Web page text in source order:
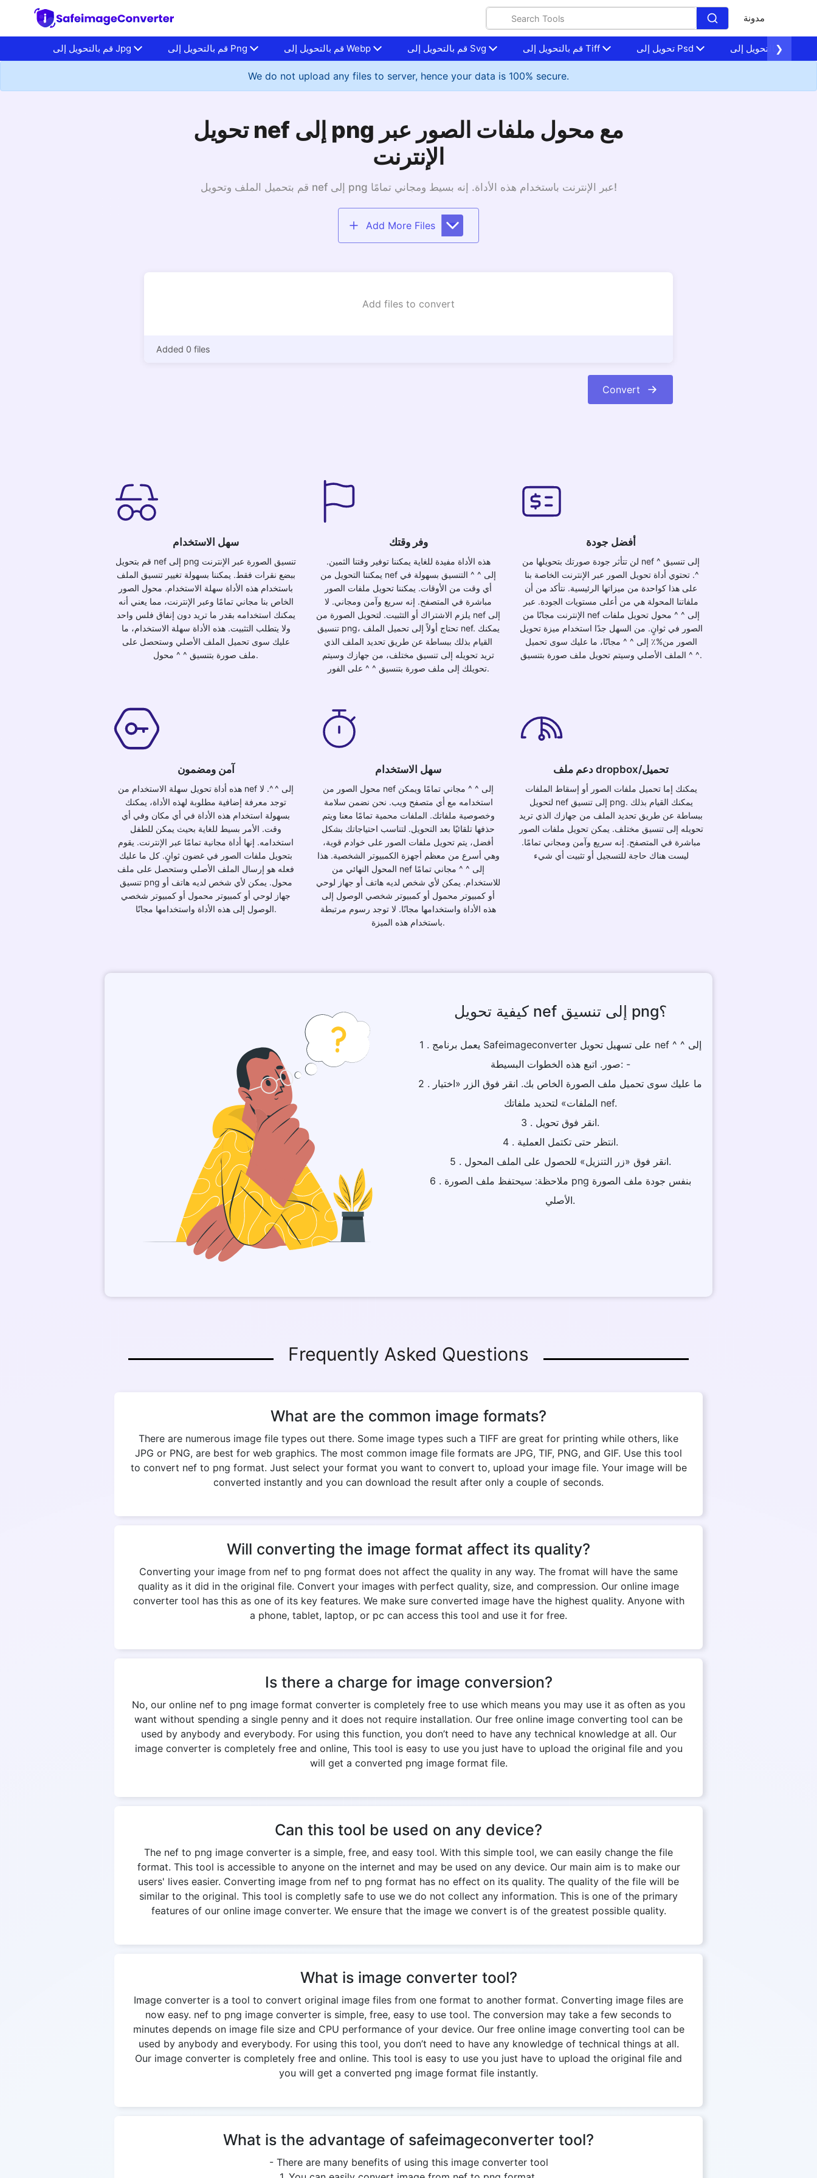
مدونة
قم بالتحويل إلى Jpg قم بالتحويل إلى Png قم بالتحويل إلى Webp قم بالتحويل إلى Svg قم بالتحويل إلى Tiff تحويل إلى Psd ❯
We do not upload any files to server, hence your data is 100% secure.
تحويل nef إلى png مع محول ملفات الصور عبر
الإنترنت
قم بتحميل الملف وتحويل nef إلى png عبر الإنترنت باستخدام هذه الأداة. إنه بسيط ومجاني تمامًا!
Add More Files
Add files to convert
Added 0 files
Convert
سهل الاستخدام
قم بتحويل nef إلى png تنسيق الصورة عبر الإنترنت
ببضع نقرات فقط. يمكننا بسهولة تغيير تنسيق الملف
باستخدام هذه الأداة سهلة الاستخدام. محول الصور
الخاص بنا مجاني تمامًا وعبر الإنترنت، مما يعني أنه
يمكنك استخدامه بقدر ما تريد دون إنفاق فلس واحد
ولا يتطلب التثبيت. هذه الأداة سهلة الاستخدام، ما
عليك سوى تحميل الملف الأصلي وستحصل على
ملف صورة بتنسيق ^ ^ محول.
وفر وقتك
هذه الأداة مفيدة للغاية يمكننا توفير وقتنا الثمين.
يمكننا التحويل من nef إلى ^ ^ التنسيق بسهولة في
أي وقت من الأوقات. يمكننا تحويل ملفات الصور
مباشرة في المتصفح. إنه سريع وآمن ومجاني. لا
يلزم الاشتراك أو التثبيت. لتحويل الصورة من nef إلى
تنسيق png، تحتاج أولاً إلى تحميل الملف nef. يمكنك
القيام بذلك ببساطة عن طريق تحديد الملف الذي
تريد تحويله إلى تنسيق مختلف، من جهازك وسيتم
تحويلك إلى ملف صورة بتنسيق ^ ^ على الفور.
أفضل جودة
لن تتأثر جودة صورتك بتحويلها من nef إلى تنسيق ^
^. تحتوي أداة تحويل الصور عبر الإنترنت الخاصة بنا
على هذا كواحدة من ميزاتها الرئيسية. نتأكد من أن
ملفاتنا المحولة هي من أعلى مستويات الجودة. عبر
الإنترنت مجانًا من nef إلى ^ ^ محول تحويل ملفات
الصور في ثوانٍ. من السهل جدًا استخدام ميزة تحويل
الصور من%٪ إلى ^ ^ مجانًا، ما عليك سوى تحميل
الملف الأصلي وسيتم تحويل ملف صورة بتنسيق ^ ^.
آمن ومضمون
هذه أداة تحويل سهلة الاستخدام من nef إلى ^ ^. لا
توجد معرفة إضافية مطلوبة لهذه الأداة، يمكنك
بسهولة استخدام هذه الأداة في أي مكان وفي أي
وقت. الأمر بسيط للغاية بحيث يمكن للطفل
استخدامه. إنها أداة مجانية تمامًا عبر الإنترنت. يقوم
بتحويل ملفات الصور في غضون ثوانٍ. كل ما عليك
فعله هو إرسال الملف الأصلي وستحصل على ملف
تنسيق png محول. يمكن لأي شخص لديه هاتف أو
جهاز لوحي أو كمبيوتر محمول أو كمبيوتر شخصي
الوصول إلى هذه الأداة واستخدامها مجانًا.
سهل الاستخدام
محول الصور من nef إلى ^ ^ مجاني تمامًا ويمكن
استخدامه مع أي متصفح ويب. نحن نضمن سلامة
وخصوصية ملفاتك. الملفات محمية تمامًا معنا ويتم
حذفها تلقائيًا بعد التحويل. لتناسب احتياجاتك بشكل
أفضل، يتم تحويل ملفات الصور على خوادم قوية،
وهي أسرع من معظم أجهزة الكمبيوتر الشخصية. هذا
المحول النهائي من nef إلى ^ ^ مجاني تمامًا
للاستخدام. يمكن لأي شخص لديه هاتف أو جهاز لوحي
أو كمبيوتر محمول أو كمبيوتر شخصي الوصول إلى
هذه الأداة واستخدامها مجانًا. لا توجد رسوم مرتبطة
باستخدام هذه الميزة.
دعم ملف dropbox/تحميل
يمكنك إما تحميل ملفات الصور أو إسقاط الملفات
لتحويل nef إلى تنسيق png. يمكنك القيام بذلك
ببساطة عن طريق تحديد الملف من جهازك الذي تريد
تحويله إلى تنسيق مختلف. يمكن تحويل ملفات الصور
مباشرة في المتصفح. إنه سريع وآمن ومجاني تمامًا.
ليست هناك حاجة للتسجيل أو تثبيت أي شيء
كيفية تحويل nef إلى تنسيق png؟
1 . يعمل برنامج Safeimageconverter على تسهيل تحويل nef إلى ^ ^
صور. اتبع هذه الخطوات البسيطة: -
2 . ما عليك سوى تحميل ملف الصورة الخاص بك. انقر فوق الزر «اختيار
الملفات» لتحديد ملفاتك nef.
3 . انقر فوق تحويل.
4 . انتظر حتى تكتمل العملية.
5 . انقر فوق «زر التنزيل» للحصول على الملف المحول.
6 . ملاحظة: سيحتفظ ملف الصورة png بنفس جودة ملف الصورة
الأصلي.
Frequently Asked Questions
What are the common image formats?
There are numerous image file types out there. Some image types such a TIFF are great for printing while others, like
JPG or PNG, are best for web graphics. The most common image file formats are JPG, TIF, PNG, and GIF. Use this tool
to convert nef to png format. Just select your format you want to convert to, upload your image file. Your image will be
converted instantly and you can download the result after only a couple of seconds.
Will converting the image format affect its quality?
Converting your image from nef to png format does not affect the quality in any way. The fromat will have the same
quality as it did in the original file. Convert your images with perfect quality, size, and compression. Our online image
converter tool has this as one of its key features. We make sure converted image have the highest quality. Anyone with
a phone, tablet, laptop, or pc can access this tool and use it for free.
Is there a charge for image conversion?
No, our online nef to png image format converter is completely free to use which means you may use it as often as you
want without spending a single penny and it does not require installation. Our free online image converting tool can be
used by anybody and everybody. For using this function, you don’t need to have any technical knowledge at all. Our
image converter is completely free and online, This tool is easy to use you just have to upload the original file and you
will get a converted png image format file.
Can this tool be used on any device?
The nef to png image converter is a simple, free, and easy tool. With this simple tool, we can easily change the file
format. This tool is accessible to anyone on the internet and may be used on any device. Our main aim is to make our
users' lives easier. Converting image from nef to png format has no effect on its quality. The quality of the file will be
similar to the original. This tool is completly safe to use we do not collect any information. This is one of the primary
features of our online image converter. We ensure that the image we convert is of the greatest possible quality.
What is image converter tool?
Image converter is a tool to convert original image files from one format to another format. Converting image files are
now easy. nef to png image converter is simple, free, easy to use tool. The conversion may take a few seconds to
minutes depends on image file size and CPU performance of your device. Our free online image converting tool can be
used by anybody and everybody. For using this tool, you don’t need to have any knowledge of technical things at all.
Our image converter is completely free and online. This tool is easy to use you just have to upload the original file and
you will get a converted png image format file instantly.
What is the advantage of safeimageconverter tool?
- There are many benefits of using this image converter tool